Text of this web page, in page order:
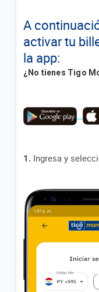
¿Cuáles son los
billetera?
¿Qué
transacciones en
Lista de Cajeros
¿Cómo pago mi
VER MÁS
A
activar tu
la app:
¿No tienes Tigo
1. Ingresa y